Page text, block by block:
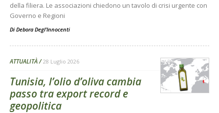
della filiera. Le associazioni chiedono un tavolo di crisi urgente con
Governo e Regioni
Di Debora Degl’Innocenti
ATTUALITÀ 28 Luglio 2026
Tunisia, l’olio d’oliva cambia
passo tra export record e
geopolitica